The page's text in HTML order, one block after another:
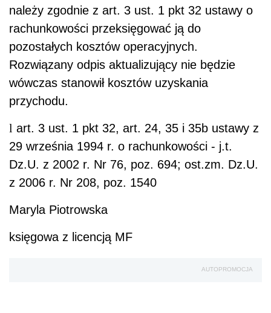
należy zgodnie z art. 3 ust. 1 pkt 32 ustawy o
rachunkowości przeksięgować ją do
pozostałych kosztów operacyjnych.
Rozwiązany odpis aktualizujący nie będzie
wówczas stanowił kosztów uzyskania
przychodu.
l art. 3 ust. 1 pkt 32, art. 24, 35 i 35b ustawy z
29 września 1994 r. o rachunkowości - j.t.
Dz.U. z 2002 r. Nr 76, poz. 694; ost.zm. Dz.U.
z 2006 r. Nr 208, poz. 1540
Maryla Piotrowska
księgowa z licencją MF
AUTOPROMOCJA